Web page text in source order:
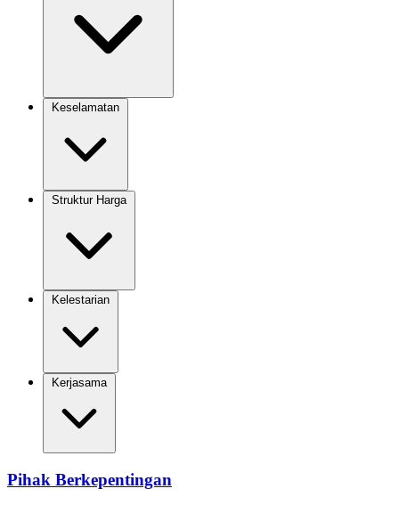
navigation
Keselamatan
Struktur Harga
Kelestarian
Kerjasama
Pihak Berkepentingan